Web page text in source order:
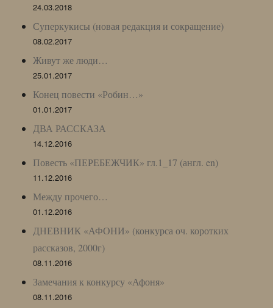
24.03.2018
Суперкукисы (новая редакция и сокращение)
08.02.2017
Живут же люди…
25.01.2017
Конец повести «Робин…»
01.01.2017
ДВА РАССКАЗА
14.12.2016
Повесть «ПЕРЕБЕЖЧИК» гл.1_17 (англ. en)
11.12.2016
Между прочего…
01.12.2016
ДНЕВНИК «АФОНИ» (конкурса оч. коротких
рассказов, 2000г)
08.11.2016
Замечания к конкурсу «Афоня»
08.11.2016